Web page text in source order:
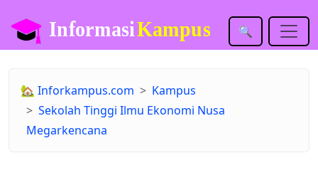
🔍
🏡 Inforkampus.com
Kampus
Sekolah Tinggi Ilmu Ekonomi Nusa
Megarkencana